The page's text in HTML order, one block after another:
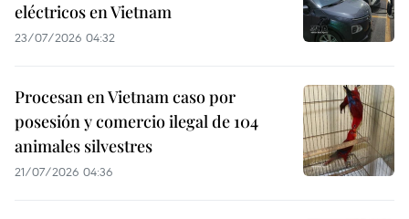
eléctricos en Vietnam
23/07/2026 04:32
Procesan en Vietnam caso por
posesión y comercio ilegal de 104
animales silvestres
21/07/2026 04:36